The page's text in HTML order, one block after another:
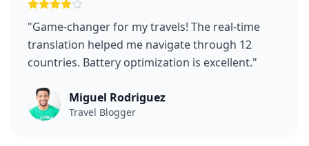
"Game-changer for my travels! The real-time
translation helped me navigate through 12
countries. Battery optimization is excellent."
Miguel Rodriguez
Travel Blogger